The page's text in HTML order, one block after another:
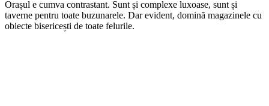
Orașul e cumva contrastant. Sunt și complexe luxoase, sunt și
taverne pentru toate buzunarele. Dar evident, domină magazinele cu
obiecte bisericești de toate felurile.